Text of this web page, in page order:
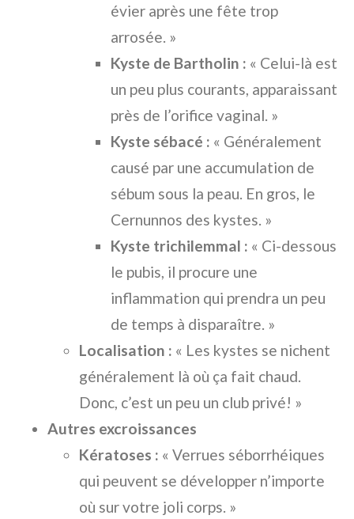
évier après une fête trop
arrosée. »
Kyste de Bartholin : « Celui-là est
un peu plus courants, apparaissant
près de l’orifice vaginal. »
Kyste sébacé : « Généralement
causé par une accumulation de
sébum sous la peau. En gros, le
Cernunnos des kystes. »
Kyste trichilemmal : « Ci-dessous
le pubis, il procure une
inflammation qui prendra un peu
de temps à disparaître. »
Localisation : « Les kystes se nichent
généralement là où ça fait chaud.
Donc, c’est un peu un club privé! »
Autres excroissances
Kératoses : « Verrues séborrhéiques
qui peuvent se développer n’importe
où sur votre joli corps. »